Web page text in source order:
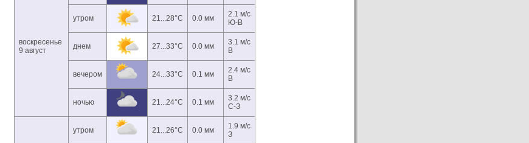
воскресенье
9 август
утром 21...28°C 0.0 мм
2.1 м/с
Ю-В
днем 27...33°C 0.0 мм
3.1 м/с
В
вечером 24...33°C 0.1 мм
2.4 м/с
В
ночью 21...24°C 0.1 мм
3.2 м/с
С-З
утром 21...26°C 0.0 мм
1.9 м/с
З